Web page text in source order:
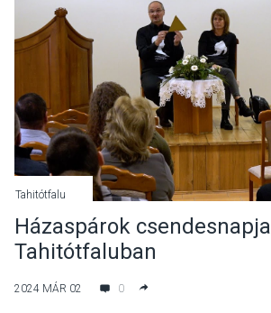
Tahitótfalu
Házaspárok csendesnapja
Tahitótfaluban
2024 MÁR 02 0